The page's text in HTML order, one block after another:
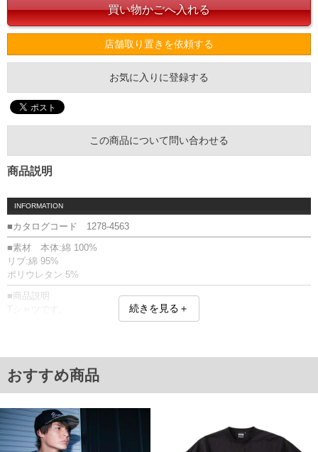
店舗取り置きを依頼する
お気に入りに登録する
この商品について問い合わせる
商品説明
INFORMATION
■カタログコード 1278-4563
■素材 本体:綿 100%
リブ:綿 95%
ポリウレタン 5%
■商品説明
サイズ/バスト/総丈/裾周り/肩幅/袖丈
3L/130/78/130/58/24
4L/140/80/140/60/25
6L/160/84/160/64/27
8L/180/88/180/68/29
単位はcm
続きを見る＋
おすすめ商品